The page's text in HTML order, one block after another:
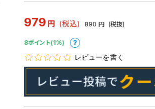
979 円 (税込) 890 円 (税抜)
8ポイント(1%)
レビューを書く